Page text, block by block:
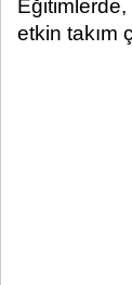
etkin takım